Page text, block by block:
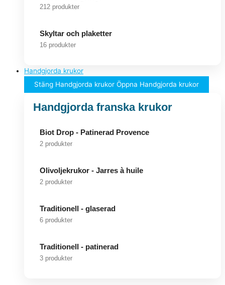
212 produkter
Skyltar och plaketter
16 produkter
Handgjorda krukor
Stäng Handgjorda krukor Öppna Handgjorda krukor
Handgjorda franska krukor
Biot Drop - Patinerad Provence
2 produkter
Olivoljekrukor - Jarres à huile
2 produkter
Traditionell - glaserad
6 produkter
Traditionell - patinerad
3 produkter